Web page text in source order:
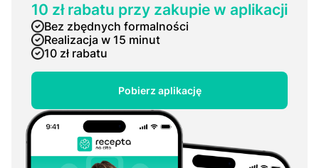
10 zł rabatu przy zakupie w aplikacji
Bez zbędnych formalności
Realizacja w 15 minut
10 zł rabatu
Pobierz aplikację